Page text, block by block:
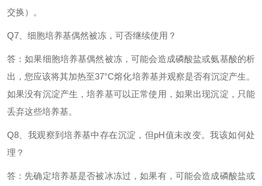
交换）。
Q7、细胞培养基偶然被冻，可否继续使用？
答：如果细胞培养基偶然被冻，可能会造成磷酸盐或氨基酸的析
出，您应该将其加热至37°C熔化培养基并观察是否有沉淀产生。
如果没有沉淀产生，培养基可以正常使用，如果出现沉淀，只能
丢弃这些培养基。
Q8、我观察到培养基中存在沉淀，但pH值未改变。我该如何处
理？
答：先确定培养基是否被冰冻过，如果有，可能会造成磷酸盐或